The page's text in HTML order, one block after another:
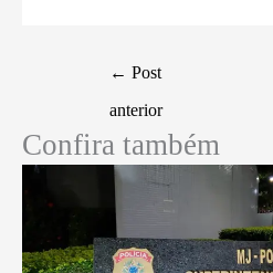
← Post
anterior
Confira também